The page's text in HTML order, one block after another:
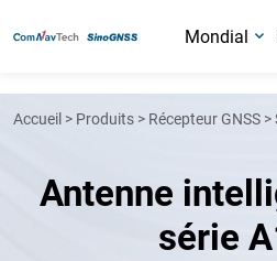
Mondial
Accueil > Produits > Récepteur GNSS >
Antenne
série